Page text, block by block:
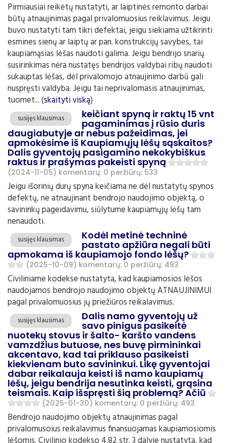
Pirmiausiai reikėtų nustatyti, ar laiptinės remonto darbai
būtų atnaujinimas pagal privalomuosius reiklavimus. Jeigu
buvo nustatyti tam tikri defektai, jeigu siekiama užtikrinti
esmines sienų ar laiptų ar pan. konstrukcijų savybes, tai
kaupiamąsias lėšas naudoti galima. Jeigu bendrijo snarių
susirinkimas nėra nustatęs bendrijos valdybai ribų naudoti
sukauptas lėšas, dėl privalomojo atnaujinimo darbū gali
nuspręsti valdyba. Jeigu tai neprivalomasis atnaujinimas,
tuomet... (skaityti viską)
susijęs klausimas keičiant spyną ir raktų 15 vnt
pagaminimas į rūsio duris
daugiabutyje ar nebus pažeidimas, jei
apmokėsime iš Kaupiamųjų lėšų sąskaitos?
Dalis gyventojų pasigamino nekokybiškus
raktus ir prašymas pakeisti spyną
(2024-11-05) komentarų: 0 peržiūrų: 533
Jeigu išorinių durų spyna keičiama ne dėl nustatytų spynos
defektų, ne atnaujinant bendrojo naudojimo objektą, o
savininkų pageidavimu, siūlytume kaupiamųjų lėšų tam
nenaudoti.
susijęs klausimas Kodėl metinė techninė
pastato apžiūra negali būti
apmokama iš kaupiamojo fondo lėšų?
(2025-10-09) komentarų: 0 peržiūrų: 493
Civiliniame kodekse nustatyta, kad kaupiamosios lėšos
naudojamos bendrojo naudojimo objektų ATNAUJINIMUI
pagal privalomuosius jų priežiūros reikalavimus.
susijęs klausimas Dalis namo gyventojų už
savo pinigus pasikeitė
nuotekų stovus ir šalto- karšto vandens
vamzdžius butuose, nes buvę pirmininkai
akcentavo, kad tai priklauso pasikeisti
kiekvienam buto savininkui. Likę gyventojai
dabar reikalauja keisti iš namo kaupiamų
lėšų, jeigu bendrija nesutinka keisti, grąsina
teismais. Kaip išspręsti šią problemą? Ačiū
(2025-01-30) komentarų: 0 peržiūrų: 493
Bendrojo naudojimo objektų atnaujinimas pagal
privalomusoius reikalavimus finansuojamas kaupiamosiomis